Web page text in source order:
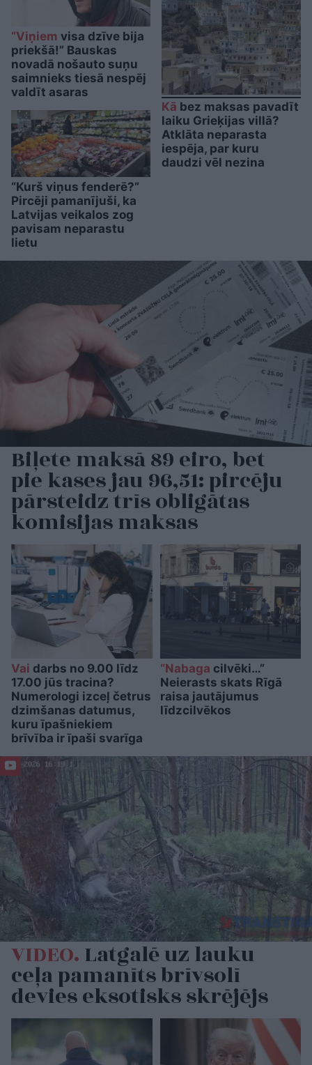
“Viņiem visa dzīve bija
priekšā!” Bauskas
novadā nošauto suņu
saimnieks tiesā nespēj
valdīt asaras
“Kurš viņus fenderē?”
Pircēji pamanījuši, ka
Latvijas veikalos zog
pavisam neparastu
lietu
Kā bez maksas pavadīt
laiku Grieķijas villā?
Atklāta neparasta
iespēja, par kuru
daudzi vēl nezina
Biļete maksā 89 eiro, bet
pie kases jau 96,51: pircēju
pārsteidz trīs obligātas
komisijas maksas
Vai darbs no 9.00 līdz
17.00 jūs tracina?
Numerologi izceļ četrus
dzimšanas datumus,
kuru īpašniekiem
brīvība ir īpaši svarīga
“Nabaga cilvēki…”
Neierasts skats Rīgā
raisa jautājumus
līdzcilvēkos
VIDEO.Latgalē uz lauku
ceļa pamanīts brīvsolī
devies eksotisks skrējējs